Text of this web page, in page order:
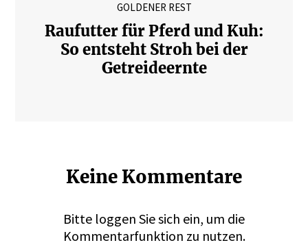
GOLDENER REST
Raufutter für Pferd und Kuh:
So entsteht Stroh bei der
Getreideernte
Keine Kommentare
Bitte loggen Sie sich ein, um die
Kommentarfunktion zu nutzen.